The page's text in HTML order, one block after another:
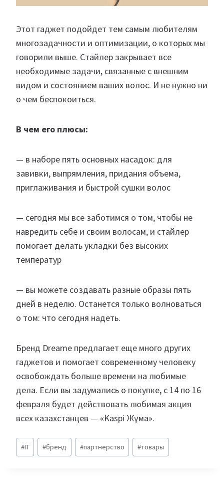
Этот гаджет подойдет тем самым любителям
многозадачности и оптимизации, о которых мы
говорили выше. Стайлер закрывает все
необходимые задачи, связанные с внешним
видом и состоянием ваших волос. И не нужно ни
о чем беспокоиться.
В чем его плюсы:
— в наборе пять основных насадок: для
завивки, выпрямления, придания объема,
приглаживания и быстрой сушки волос
— сегодня мы все заботимся о том, чтобы не
навредить себе и своим волосам, и стайлер
помогает делать укладки без высоких
температур
— вы можете создавать разные образы пять
дней в неделю. Останется только волноваться
о том: что сегодня надеть.
Бренд Dreame предлагает еще много других
гаджетов и помогает современному человеку
освобождать больше времени на любимые
дела. Если вы задумались о покупке, с 14 по 16
февраля будет действовать любимая акция
всех казахстанцев — «Kaspi Жұма».
Метки
записи:
#IT #бренд #партнерство #товары